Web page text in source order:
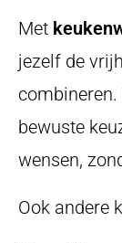
Met
jezelf de
bewuste
wensen,
Ook andere